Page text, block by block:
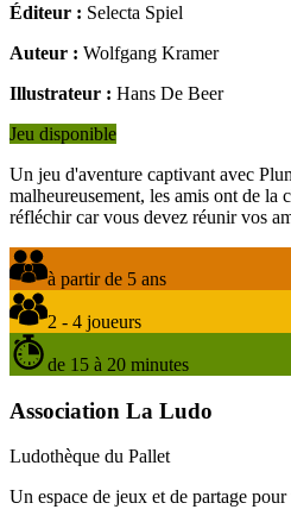
Éditeur : Selecta Spiel
Auteur : Wolfgang Kramer
Illustrateur : Hans De Beer
Jeu disponible
Un jeu d'aventure captivant avec
malheureusement, les amis ont de
réfléchir car vous devez réunir vos
à partir de 5 ans
2 - 4 joueurs
de 15 à 20 minutes
Association La Ludo
Ludothèque du Pallet
Un espace de jeux et de partage pour